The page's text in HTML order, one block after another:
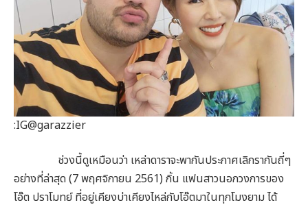
:IG@garazzier
ช่วงนี้ดูเหมือนว่า เหล่าดาราจะพากันประกาศเลิกรากันถี่ๆ
อย่างที่ล่าสุด (7 พฤศจิกายน 2561) กิ้น แฟนสาวนอกวงการของ
โอ๊ต ปราโมทย์ ที่อยู่เคียงบ่าเคียงไหล่กับโอ๊ตมาในทุกโมงยาม ได้